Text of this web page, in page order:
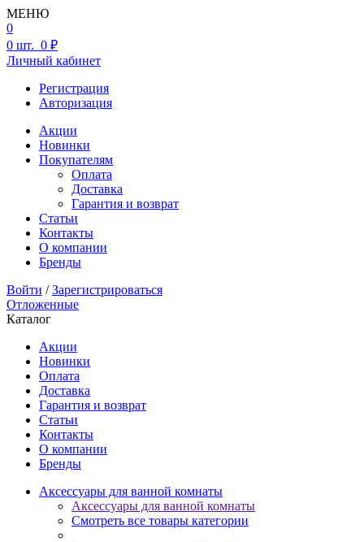
МЕНЮ
0
0 шт. 0 ₽
Личный кабинет
Регистрация
Авторизация
Акции
Новинки
Покупателям
Оплата
Доставка
Гарантия и возврат
Статьи
Контакты
О компании
Бренды
Войти /Зарегистрироваться
Отложенные
Каталог
Акции
Новинки
Оплата
Доставка
Гарантия и возврат
Статьи
Контакты
О компании
Бренды
Аксессуары для ванной комнаты
Аксессуары для ванной комнаты
Смотреть все товары категории